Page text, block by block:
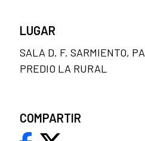
LUGAR
SALA D. F. SARMIENTO,
PREDIO LA RURAL
COMPARTIR